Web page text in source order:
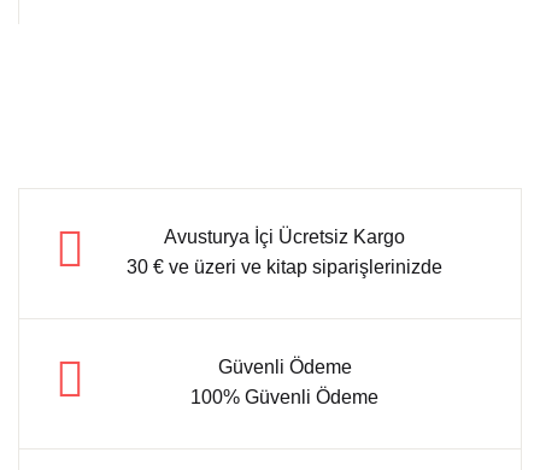
Avusturya İçi Ücretsiz Kargo
30 € ve üzeri ve kitap siparişlerinizde
Güvenli Ödeme
100% Güvenli Ödeme